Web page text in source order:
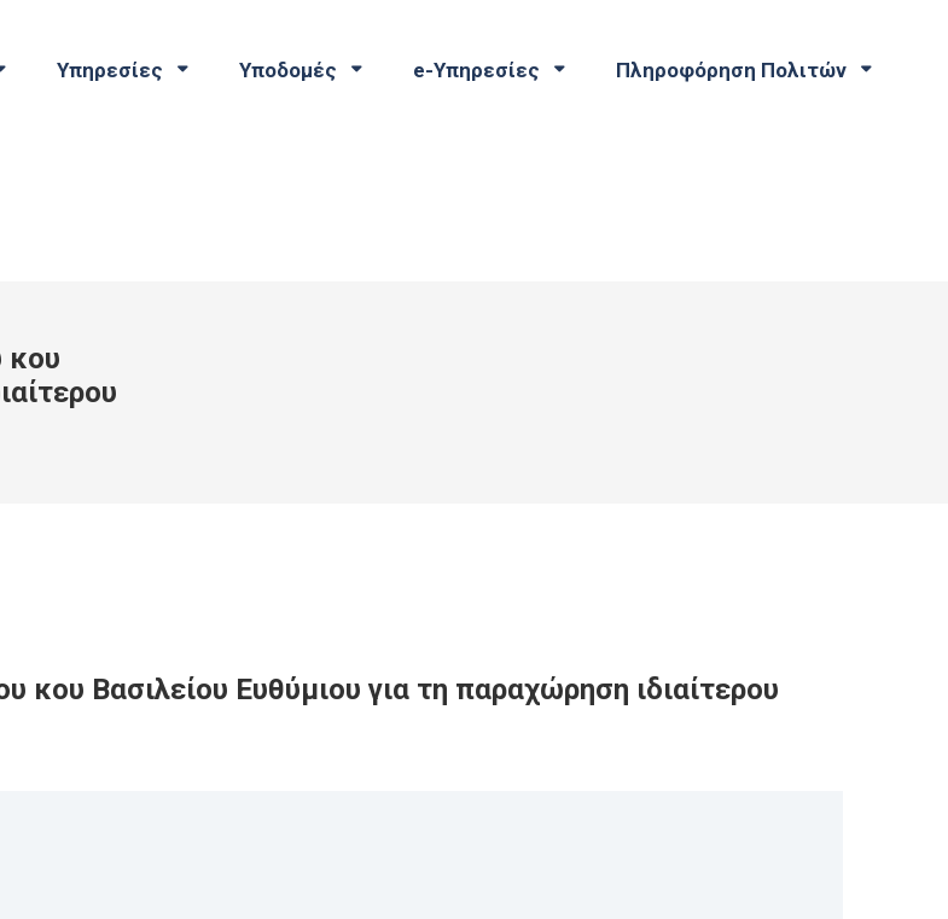
Υπηρεσίες Υποδομές e-Υπηρεσίες Πληροφόρηση Πολιτών
κου
Βασιλείου Ευθύμιου για τη παραχώρηση ιδιαίτερου